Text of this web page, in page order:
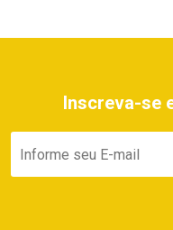
Inscreva-se